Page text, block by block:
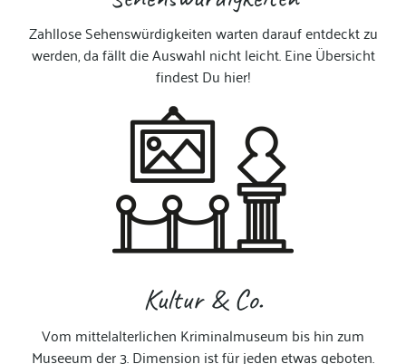
Zahllose Sehenswürdigkeiten warten darauf entdeckt zu
werden, da fällt die Auswahl nicht leicht. Eine Übersicht
findest Du hier!
Kultur & Co.
Vom mittelalterlichen Kriminalmuseum bis hin zum
Museeum der 3. Dimension ist für jeden etwas geboten.